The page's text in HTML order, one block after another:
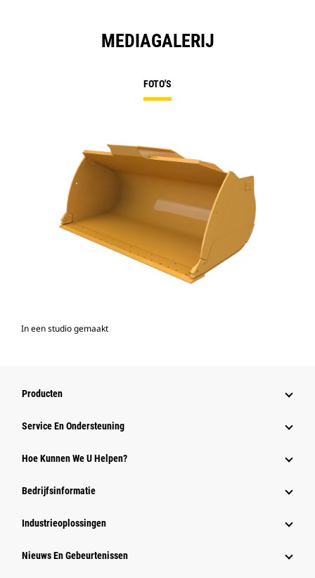
MEDIAGALERIJ
FOTO'S
In een studio gemaakt
Producten
Service En Ondersteuning
Hoe Kunnen We U Helpen?
Bedrijfsinformatie
Industrieoplossingen
Nieuws En Gebeurtenissen